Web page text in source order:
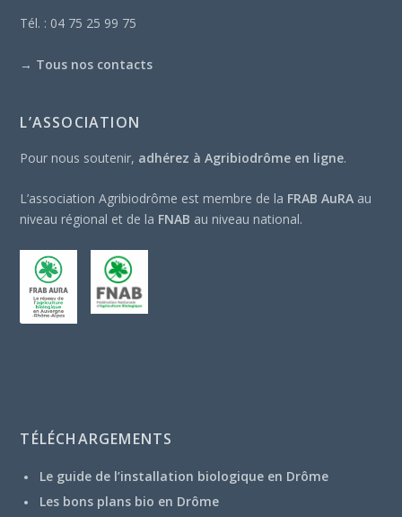
Tél. : 04 75 25 99 75
→ Tous nos contacts
L’ASSOCIATION
Pour nous soutenir, adhérez à Agribiodrôme en ligne.
L’association Agribiodrôme est membre de la FRAB AuRA au
niveau régional et de la FNAB au niveau national.
TÉLÉCHARGEMENTS
Le guide de l’installation biologique en Drôme
Les bons plans bio en Drôme